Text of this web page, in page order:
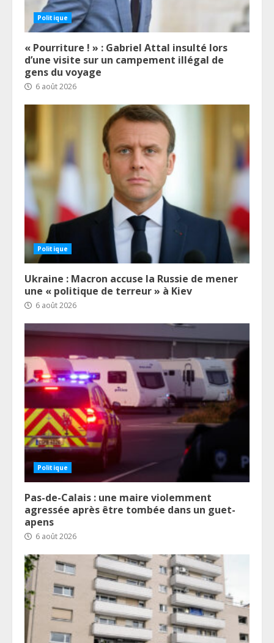
Politique
« Pourriture ! » : Gabriel Attal insulté lors
d’une visite sur un campement illégal de
gens du voyage
6 août 2026
Politique
Ukraine : Macron accuse la Russie de mener
une « politique de terreur » à Kiev
6 août 2026
Politique
Pas-de-Calais : une maire violemment
agressée après être tombée dans un guet-
apens
6 août 2026